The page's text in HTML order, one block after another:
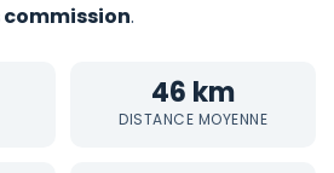
.
46 km
DISTANCE MOYENNE